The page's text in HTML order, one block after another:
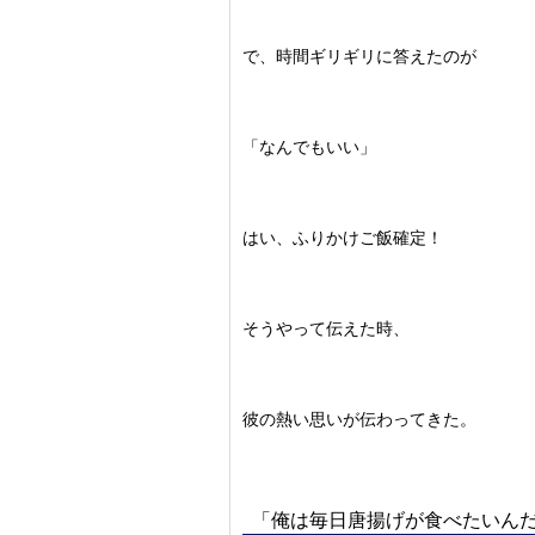
で、時間ギリギリに答えたのが
「なんでもいい」
はい、ふりかけご飯確定！
そうやって伝えた時、
彼の熱い思いが伝わってきた。
「俺は毎日唐揚げが食べたいん